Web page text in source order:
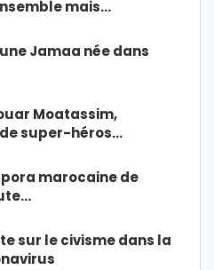
mais…
Jamaa née dans
Moatassim,
super-héros…
marocaine de
sur le civisme dans la